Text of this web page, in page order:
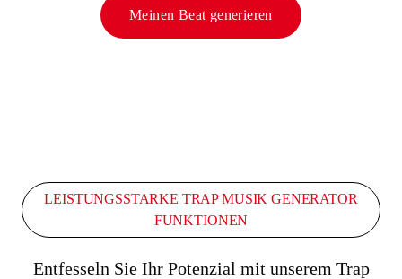
Meinen Beat generieren
LEISTUNGSSTARKE TRAP MUSIK GENERATOR
FUNKTIONEN
Entfesseln Sie Ihr Potenzial mit unserem Trap